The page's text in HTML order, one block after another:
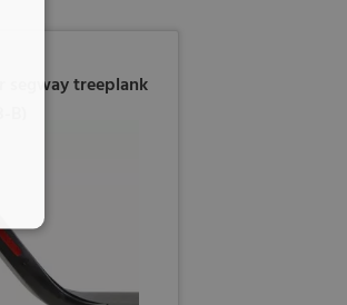
segway treeplank